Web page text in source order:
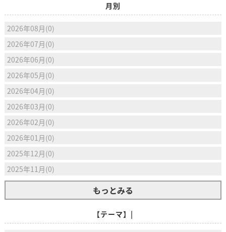
月別
2026年08月(0)
2026年07月(0)
2026年06月(0)
2026年05月(0)
2026年04月(0)
2026年03月(0)
2026年02月(0)
2026年01月(0)
2025年12月(0)
2025年11月(0)
もっとみる
【テーマ】|